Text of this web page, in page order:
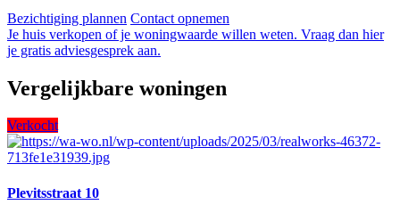
Bezichtiging plannen Contact opnemen
Je huis verkopen of je woningwaarde willen weten. Vraag dan hier
je gratis adviesgesprek aan.
Vergelijkbare woningen
Verkocht
Plevitsstraat 10